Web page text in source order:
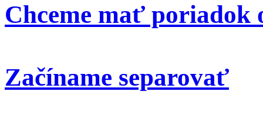
Chceme mať poriadok
Začíname separovať